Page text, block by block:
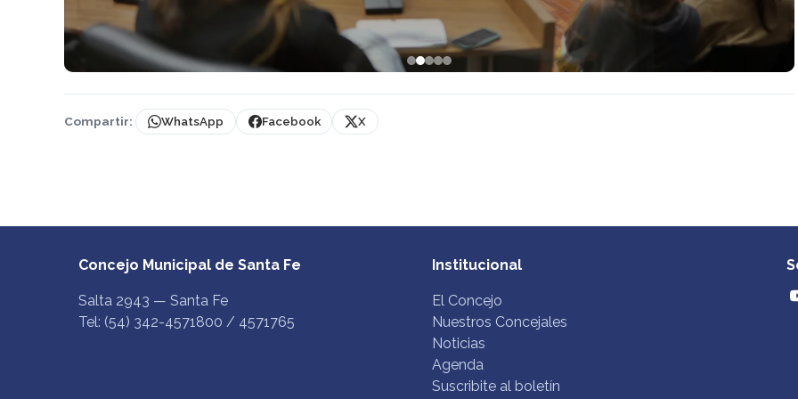
Compartir: WhatsApp Facebook X
Concejo Municipal de Santa Fe
Salta 2943 — Santa Fe
Tel: (54) 342-4571800 / 4571765
Institucional
El Concejo
Nuestros Concejales
Noticias
Agenda
Suscribite al boletín